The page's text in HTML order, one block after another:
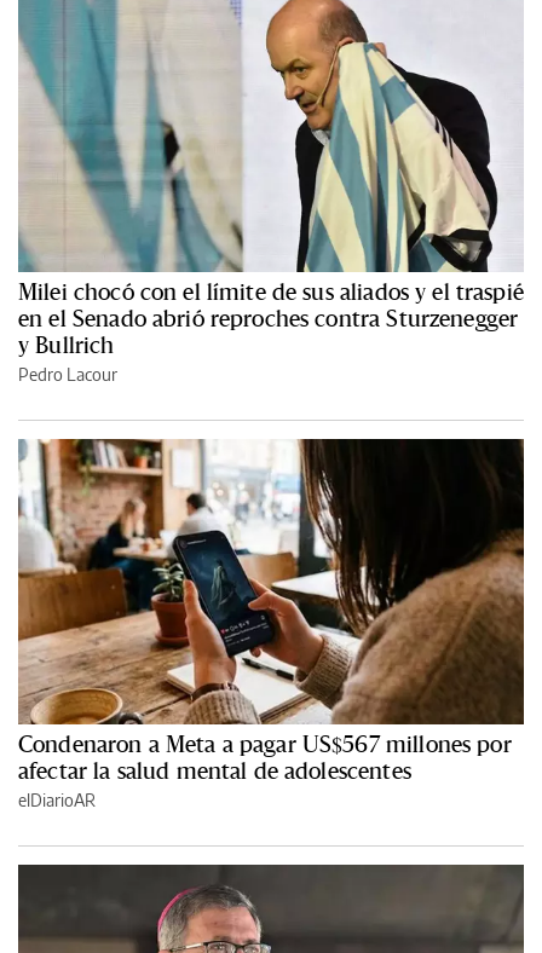
Milei chocó con el límite de sus aliados y el traspié
en el Senado abrió reproches contra Sturzenegger
y Bullrich
Pedro Lacour
Condenaron a Meta a pagar US$567 millones por
afectar la salud mental de adolescentes
elDiarioAR